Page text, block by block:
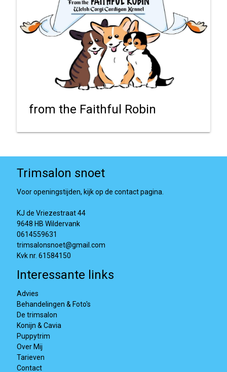
from the Faithful Robin
Trimsalon snoet
Voor openingstijden, kijk op de contact pagina.
KJ de Vriezestraat 44
9648 HB Wildervank
0614559631
trimsalonsnoet@gmail.com
Kvk nr. 61584150
Interessante links
Advies
Behandelingen & Foto's
De trimsalon
Konijn & Cavia
Puppytrim
Over Mij
Tarieven
Contact